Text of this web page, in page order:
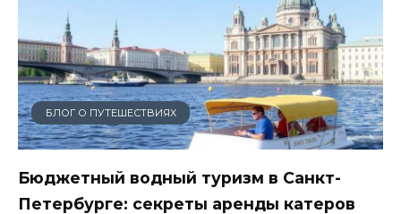
БЛОГ О ПУТЕШЕСТВИЯХ
Бюджетный водный туризм в Санкт-
Петербурге: секреты аренды катеров